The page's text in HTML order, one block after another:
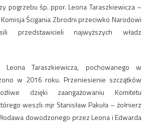
pogrzebu śp. ppor. Leona Taraszkiewicza –
Ścigania Zbrodni przeciwko Narodowi
przedstawicieli najwyższych władz
Leona Taraszkiewicza, pochowanego w
w 2016 roku. Przeniesienie szczątków
dzięki zaangażowaniu Komitetu
weszli: mjr Stanisław Pakuła – żołnierz
dowodzonego przez Leona i Edwarda